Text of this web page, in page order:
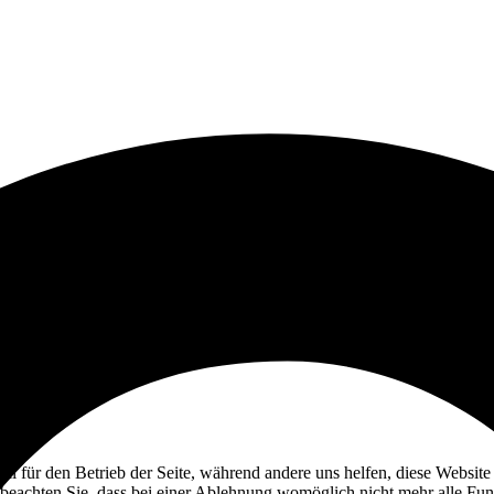
für den Betrieb der Seite, während andere uns helfen, diese